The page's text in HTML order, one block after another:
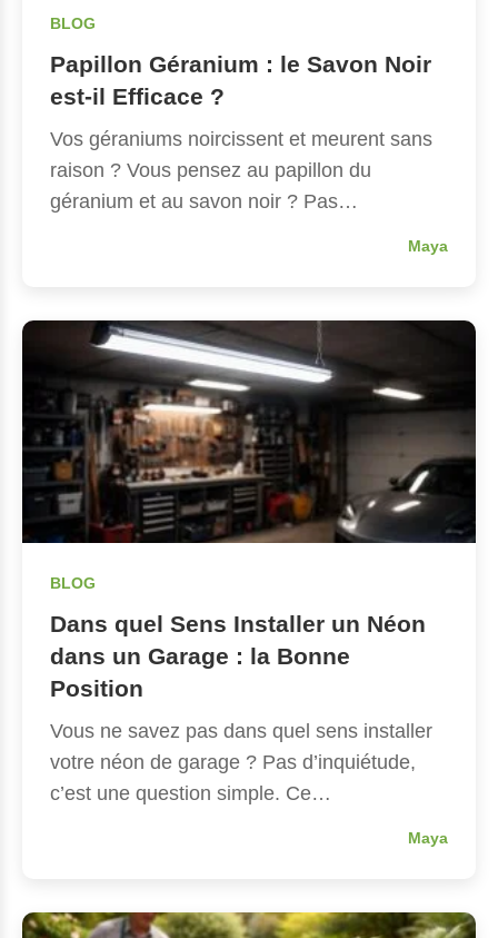
BLOG
Papillon Géranium : le Savon Noir
est-il Efficace ?
Vos géraniums noircissent et meurent sans
raison ? Vous pensez au papillon du
géranium et au savon noir ? Pas…
Maya
BLOG
Dans quel Sens Installer un Néon
dans un Garage : la Bonne
Position
Vous ne savez pas dans quel sens installer
votre néon de garage ? Pas d’inquiétude,
c’est une question simple. Ce…
Maya